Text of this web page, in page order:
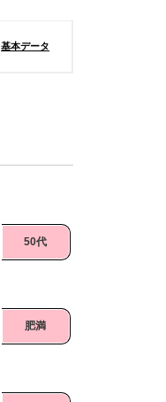
基本データ
50代
肥満